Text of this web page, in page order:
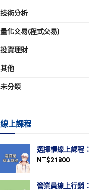
技術分析
量化交易(程式交易)
投資理財
其他
未分類
線上課程
選擇權線上課程
NT$21800
營業員線上行銷